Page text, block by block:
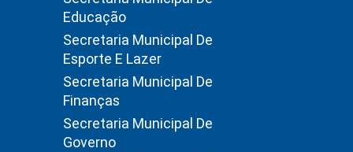
Educação
Secretaria Municipal De
Esporte E Lazer
Secretaria Municipal De
Finanças
Secretaria Municipal De
Governo